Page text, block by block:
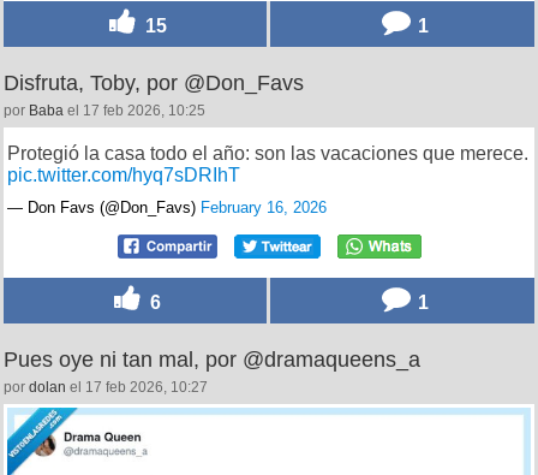
15 1
Disfruta, Toby, por @Don_Favs
por Baba el 17 feb 2026, 10:25
Protegió la casa todo el año: son las vacaciones que merece.
pic.twitter.com/hyq7sDRIhT
— Don Favs (@Don_Favs) February 16, 2026
6 1
Pues oye ni tan mal, por @dramaqueens_a
por dolan el 17 feb 2026, 10:27